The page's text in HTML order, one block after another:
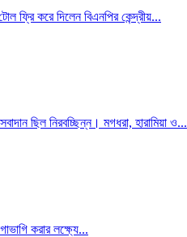
ফ্রি করে দিলেন বিএনপির কেন্দ্রীয়...
ছিল নিরবচ্ছিন্ন। মগধরা, হারামিয়া ও...
করার লক্ষ্যে...